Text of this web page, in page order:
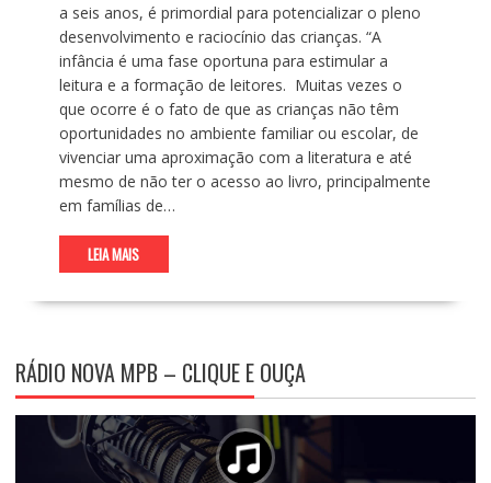
a seis anos, é primordial para potencializar o pleno
desenvolvimento e raciocínio das crianças. “A
infância é uma fase oportuna para estimular a
leitura e a formação de leitores. Muitas vezes o
que ocorre é o fato de que as crianças não têm
oportunidades no ambiente familiar ou escolar, de
vivenciar uma aproximação com a literatura e até
mesmo de não ter o acesso ao livro, principalmente
em famílias de…
LEIA MAIS
RÁDIO NOVA MPB – CLIQUE E OUÇA